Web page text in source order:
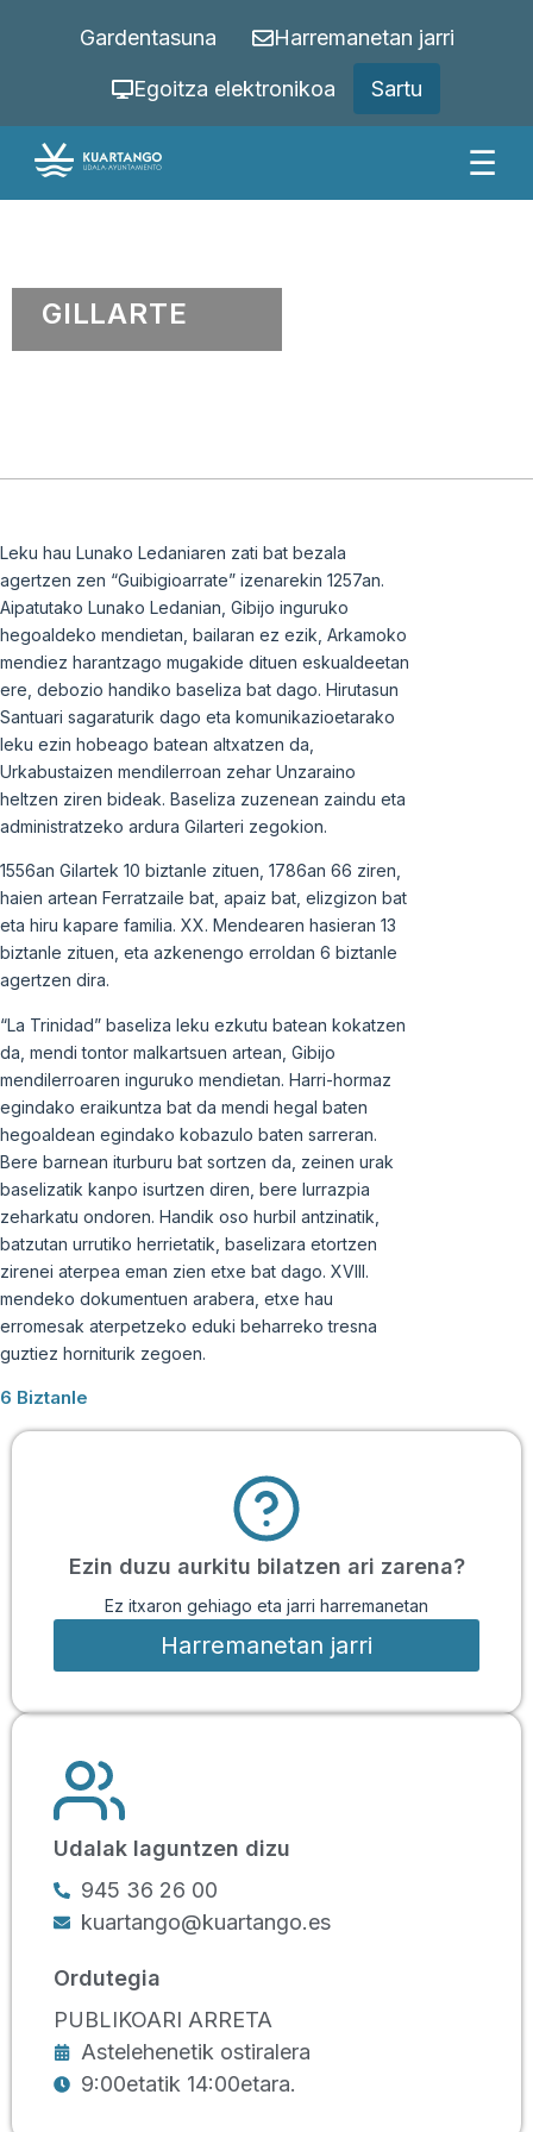
Gardentasuna Harremanetan jarri
Egoitza elektronikoa Sartu
☰
GILLARTE
Leku hau Lunako Ledaniaren zati bat bezala
agertzen zen “Guibigioarrate” izenarekin 1257an.
Aipatutako Lunako Ledanian, Gibijo inguruko
hegoaldeko mendietan, bailaran ez ezik, Arkamoko
mendiez harantzago mugakide dituen eskualdeetan
ere, debozio handiko baseliza bat dago. Hirutasun
Santuari sagaraturik dago eta komunikazioetarako
leku ezin hobeago batean altxatzen da,
Urkabustaizen mendilerroan zehar Unzaraino
heltzen ziren bideak. Baseliza zuzenean zaindu eta
administratzeko ardura Gilarteri zegokion.
1556an Gilartek 10 biztanle zituen, 1786an 66 ziren,
haien artean Ferratzaile bat, apaiz bat, elizgizon bat
eta hiru kapare familia. XX. Mendearen hasieran 13
biztanle zituen, eta azkenengo erroldan 6 biztanle
agertzen dira.
“La Trinidad” baseliza leku ezkutu batean kokatzen
da, mendi tontor malkartsuen artean, Gibijo
mendilerroaren inguruko mendietan. Harri-hormaz
egindako eraikuntza bat da mendi hegal baten
hegoaldean egindako kobazulo baten sarreran.
Bere barnean iturburu bat sortzen da, zeinen urak
baselizatik kanpo isurtzen diren, bere lurrazpia
zeharkatu ondoren. Handik oso hurbil antzinatik,
batzutan urrutiko herrietatik, baselizara etortzen
zirenei aterpea eman zien etxe bat dago. XVIII.
mendeko dokumentuen arabera, etxe hau
erromesak aterpetzeko eduki beharreko tresna
guztiez horniturik zegoen.
6 Biztanle
Ezin duzu aurkitu bilatzen ari zarena?
Ez itxaron gehiago eta jarri harremanetan
Harremanetan jarri
Udalak laguntzen dizu
945 36 26 00
kuartango@kuartango.es
Ordutegia
PUBLIKOARI ARRETA
Astelehenetik ostiralera
9:00etatik 14:00etara.